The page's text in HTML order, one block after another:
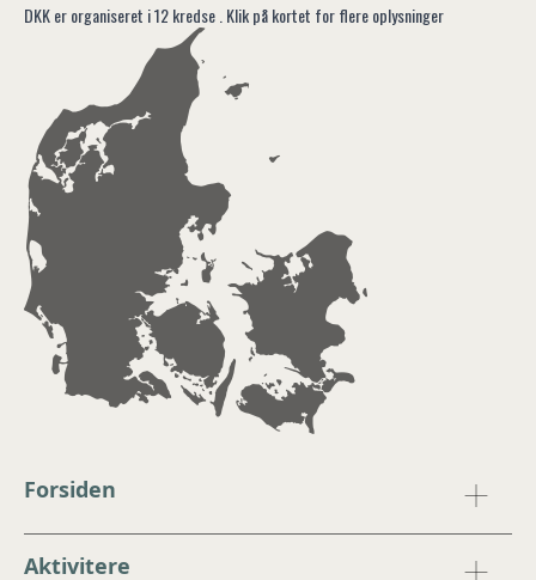
DKK er organiseret i 12 kredse . Klik på kortet for flere oplysninger
Forsiden
Aktivitere